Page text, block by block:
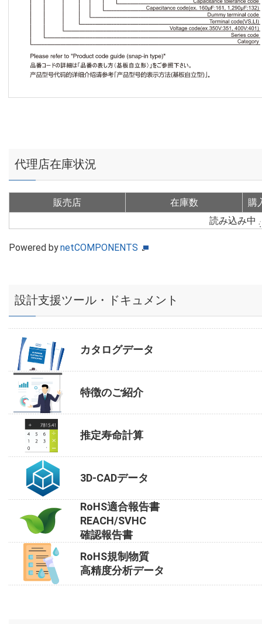
代理店在庫状況
販売店 在庫数
購
読み込み中
Powered bynetCOMPONENTS
設計支援ツール・ドキュメント
カタログデータ
特徴のご紹介
推定寿命計算
3D-CADデータ
RoHS適合報告書
REACH/SVHC
確認報告書
RoHS規制物質
高精度分析データ